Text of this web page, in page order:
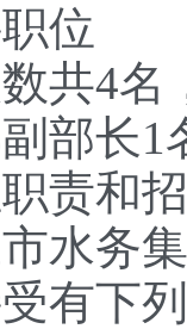
位
4名
部长1
和招
务集
下列